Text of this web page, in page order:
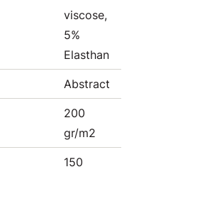
viscose,
5%
Elasthan
Abstract
200
gr/m2
150